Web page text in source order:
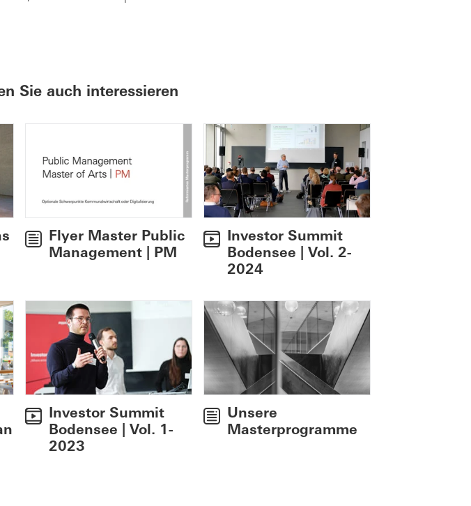
Sie auch interessieren
Flyer Master Public
Management | PM
Investor Summit
Bodensee | Vol. 2-
2024
Investor Summit
Bodensee | Vol. 1-
2023
Unsere
Masterprogramme